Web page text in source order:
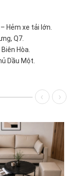
Hẻm xe tải lớn.
Q7.
Hòa.
Dầu Một.